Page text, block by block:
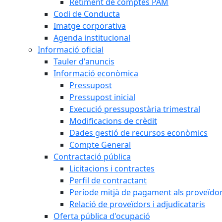
Codi de Conducta
Imatge corporativa
Agenda institucional
Informació oficial
Tauler d'anuncis
Informació econòmica
Pressupost
Pressupost inicial
Execució pressupostària trimestral
Modificacions de crèdit
Dades gestió de recursos econòmics
Compte General
Contractació pública
Licitacions i contractes
Perfil de contractant
Període mitjà de pagament als
Relació de proveïdors i adjudicataris
Oferta pública d'ocupació